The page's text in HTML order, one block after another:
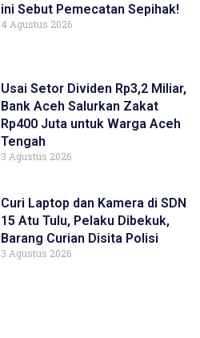
ini Sebut Pemecatan Sepihak!
4 Agustus 2026
Usai Setor Dividen Rp3,2 Miliar,
Bank Aceh Salurkan Zakat
Rp400 Juta untuk Warga Aceh
Tengah
3 Agustus 2026
Curi Laptop dan Kamera di SDN
15 Atu Tulu, Pelaku Dibekuk,
Barang Curian Disita Polisi
3 Agustus 2026